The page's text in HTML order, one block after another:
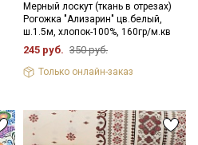
Мерный лоскут (ткань в отрезах)
Рогожка "Ализарин" цв.белый,
ш.1.5м, хлопок-100%, 160гр/м.кв
245 руб. 350 руб.
Только онлайн-заказ